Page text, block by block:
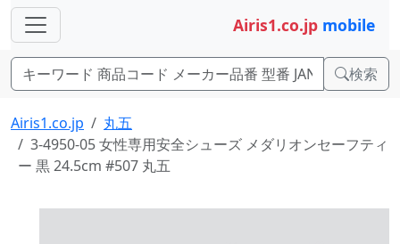
Airis1.co.jp mobile
検索
Airis1.co.jp
丸五
3-4950-05 女性専用安全シューズ メダリオンセーフティ
ー 黒 24.5cm #507 丸五